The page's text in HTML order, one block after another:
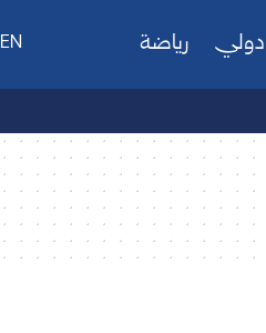
دولي رياضة EN